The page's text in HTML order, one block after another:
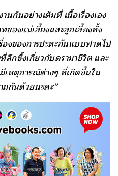
นกันอย่างเต็มที่ เนื้อเรื่องเอง
ของแม่เลี้ยงและลูกเลี้ยงทั้ง
องของการปะทะกันแบบฟาดไป
กซึ้งเกี่ยวกับดรามาชีวิต และ
เหตุการณ์ต่างๆ ที่เกิดขึ้นใน
มกันด้วยนะคะ”